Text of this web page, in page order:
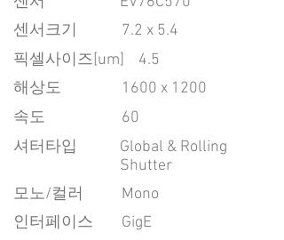
센서크기
픽셀사이즈[um]
4.5
​해상도
1600 x 1200
속도
60
​셔터타입
Global & Rolling
Shutter
모노/컬러
Mono
인터페이스
GigE
7.2 x 5.4